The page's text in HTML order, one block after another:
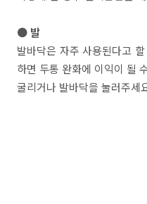
● 발
발바닥은 자주 사용된다고
하면 두통 완화에 이익이 될
굴리거나 발바닥을 눌러주세